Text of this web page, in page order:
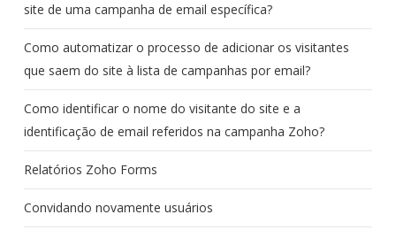
site de uma campanha de email específica?
Como automatizar o processo de adicionar os visitantes
que saem do site à lista de campanhas por email?
Como identificar o nome do visitante do site e a
identificação de email referidos na campanha Zoho?
Relatórios Zoho Forms
Convidando novamente usuários